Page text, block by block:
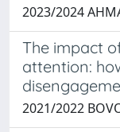
2023/2024
The impact
attention:
2021/2022